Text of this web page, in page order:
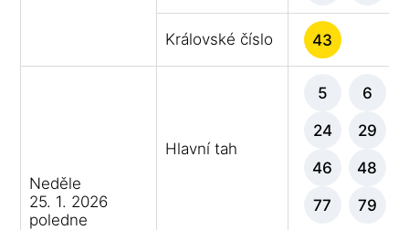
Královské číslo 43
Neděle
25. 1. 2026
poledne
Hlavní tah
5 6
24 29
46 48
77 79